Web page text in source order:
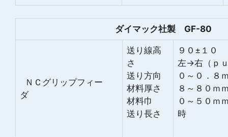
ダイマック社製 GF-80
ＮＣグリップフィー
ダ
送り線高
さ
送り方向
材料厚さ
材料巾
送り長さ
９０±１０
左→右（ｐ
０～０．８
８～８０ｍ
０～５０ｍ
時